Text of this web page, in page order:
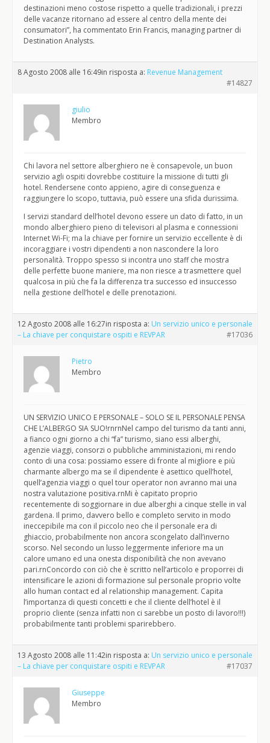
destinazioni meno costose rispetto a quelle tradizionali, i prezzi
delle vacanze ritornano ad essere al centro della mente dei
consumatori”, ha commentato Erin Francis, managing partner di
Destination Analysts.
8 Agosto 2008 alle 16:49in risposta a: Revenue Management
#14827
giulio
Membro
Chi lavora nel settore alberghiero ne è consapevole, un buon
servizio agli ospiti dovrebbe costituire la missione di tutti gli
hotel. Rendersene conto appieno, agire di conseguenza e
raggiungere lo scopo, tuttavia, può essere una sfida durissima.
I servizi standard dell’hotel devono essere un dato di fatto, in un
mondo alberghiero pieno di televisori al plasma e connessioni
Internet Wi-Fi; ma la chiave per fornire un servizio eccellente è di
incoraggiare i vostri dipendenti a non nascondere la loro
personalità. Troppo spesso si incontra uno staff che mostra
delle perfette buone maniere, ma non riesce a trasmettere quel
qualcosa in più che fa la differenza tra successo ed insuccesso
nella gestione dell’hotel e delle prenotazioni.
12 Agosto 2008 alle 16:27in risposta a: Un servizio unico e personale
– La chiave per conquistare ospiti e REVPAR
#17036
Pietro
Membro
UN SERVIZIO UNICO E PERSONALE – SOLO SE IL PERSONALE PENSA
CHE L’ALBERGO SIA SUO!rnrnNel campo del turismo da tanti anni,
a fianco ogni giorno a chi “fa” turismo, siano essi alberghi,
agenzie viaggi, consorzi o pubbliche amministazioni, mi rendo
conto di una cosa: possiamo essere di fronte al migliore e più
charmante albergo ma se il dipendente è asettico quell’hotel,
quell’agenzia viaggi o quel tour operator non avranno mai una
nostra valutazione positiva.rnMi è capitato proprio
recentemente di soggiornare in due alberghi a cinque stelle in val
gardena. Il primo, davvero bello e completo servito in modo
ineccepibile ma con il piccolo neo che il personale era di
ghiaccio, probabilmente non ancora scongelato dall’inverno
scorso. Nel secondo un lusso leggermente inferiore ma un
calore umano ed una onesta disponibilità che non avevano
pari.rnConcordo con ciò che è scritto nell’articolo e proporrei di
intensificare le azioni di formazione sul personale proprio volte
allo human contact ed al relationship management. Capita
l’importanza di questi concetti e che il cliente dell’hotel è il
proprio cliente (senza infatti non ci sarebbe un posto di lavoro!!!)
probabilmente tanti problemi sparirebbero.
13 Agosto 2008 alle 11:42in risposta a: Un servizio unico e personale
– La chiave per conquistare ospiti e REVPAR
#17037
Giuseppe
Membro